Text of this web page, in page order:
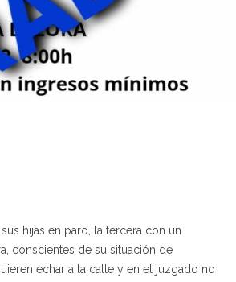
hijas en paro, la tercera con un
conscientes de su situación de
echar a la calle y en el juzgado no